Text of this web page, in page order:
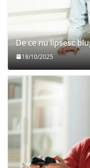
De ce nu lipsesc
18/10/2025